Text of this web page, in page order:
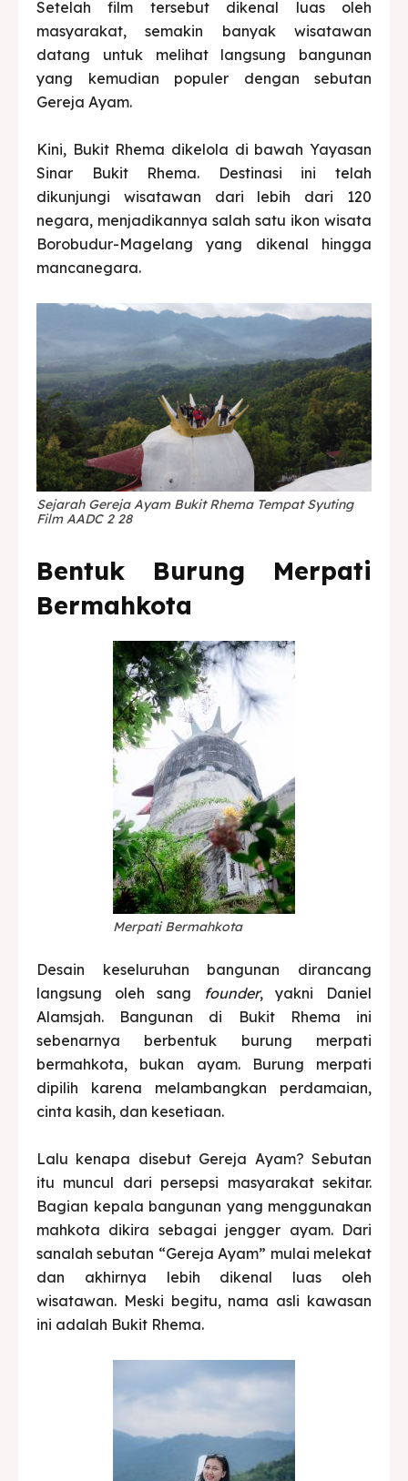
Setelah film tersebut dikenal luas oleh
masyarakat, semakin banyak wisatawan
datang untuk melihat langsung bangunan
yang kemudian populer dengan sebutan
Gereja Ayam.
Kini, Bukit Rhema dikelola di bawah Yayasan
Sinar Bukit Rhema. Destinasi ini telah
dikunjungi wisatawan dari lebih dari 120
negara, menjadikannya salah satu ikon wisata
Borobudur-Magelang yang dikenal hingga
mancanegara.
Sejarah Gereja Ayam Bukit Rhema Tempat Syuting
Film AADC 2 28
Bentuk Burung Merpati
Bermahkota
Merpati Bermahkota
Desain keseluruhan bangunan dirancang
langsung oleh sang
founder, yakni Daniel
Alamsjah. Bangunan di Bukit Rhema ini
sebenarnya berbentuk burung merpati
bermahkota, bukan ayam. Burung merpati
dipilih karena melambangkan perdamaian,
cinta kasih, dan kesetiaan.
Lalu kenapa disebut Gereja Ayam? Sebutan
itu muncul dari persepsi masyarakat sekitar.
Bagian kepala bangunan yang menggunakan
mahkota dikira sebagai jengger ayam. Dari
sanalah sebutan “Gereja Ayam” mulai melekat
dan akhirnya lebih dikenal luas oleh
wisatawan. Meski begitu, nama asli kawasan
ini adalah Bukit Rhema.